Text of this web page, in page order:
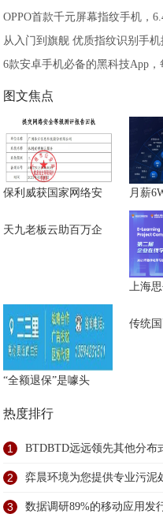
OPPO首款千元屏幕指纹手机，
从入门到旗舰 优质指纹识别手机
6款安卓手机必备的黑科技App
图文焦点
保利威获国家网络安 月薪
天九老板云助百万企
上海
“全额退保”是噱头
传统
热度排行
1 BTDBTD远远领先其他分布
2 弈晨环境为您提供专业污泥
3 数据调研89%的移动应用发